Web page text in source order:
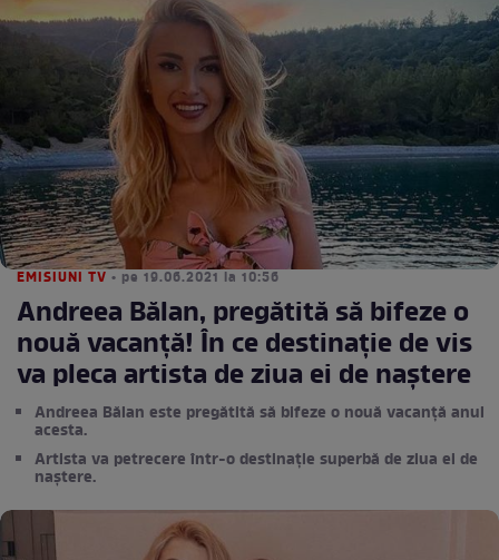
EMISIUNI TV • pe 19.06.2021 la 10:56
Andreea Bălan, pregătită să bifeze o
nouă vacanță! În ce destinație de vis
va pleca artista de ziua ei de naștere
Andreea Bălan este pregătită să bifeze o nouă vacanță anul
acesta.
Artista va petrecere într-o destinație superbă de ziua ei de
naștere.